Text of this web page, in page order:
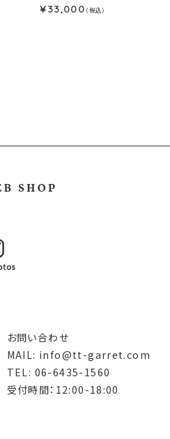
¥ 33,000 （税込）
お問い合わせ
MAIL: info@tt-garret.com
TEL: 06-6435-1560
受付時間：12:00-18:00